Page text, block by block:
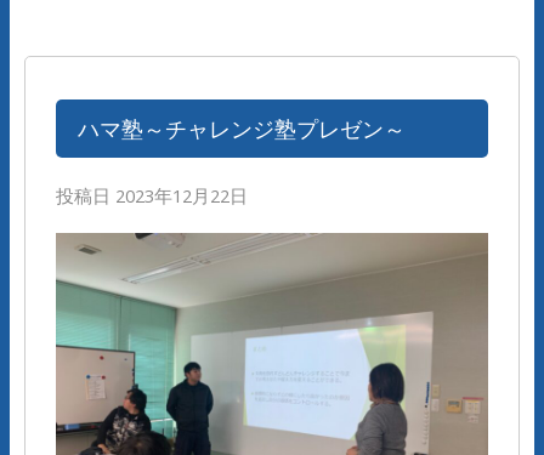
ハマ塾～チャレンジ塾プレゼン～
投稿日 2023年12月22日